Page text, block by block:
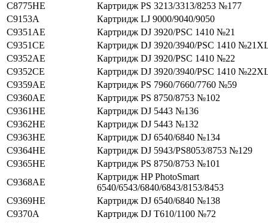
C8775HE
Картридж PS 3213/3313/8253 №177
C9153A
Картридж LJ 9000/9040/9050
C9351AE
Картридж DJ 3920/PSC 1410 №21
C9351CE
Картридж DJ 3920/3940/PSC 1410
C9352AE
Картридж DJ 3920/PSC 1410 №22
C9352CE
Картридж DJ 3920/3940/PSC 1410
C9359AE
Картридж PS 7960/7660/7760 №59
C9360AE
Картридж PS 8750/8753 №102
C9361HE
Картридж DJ 5443 №136
C9362HE
Картридж DJ 5443 №132
C9363HE
Картридж DJ 6540/6840 №134
C9364HE
Картридж DJ 5943/PS8053/8753 №129
C9365HE
Картридж PS 8750/8753 №101
C9368AE
Картридж HP PhotoSmart
6540/6543/6840/6843/8153/8453
C9369HE
Картридж DJ 6540/6840 №138
C9370A
Картридж DJ T610/1100 №72